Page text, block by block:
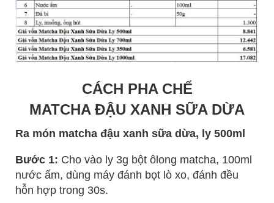
CÁCH PHA CHẾ
MATCHA ĐẬU XANH SỮA DỪA
Ra món matcha đậu xanh sữa dừa, ly 500ml
Bước 1: Cho vào ly 3g bột ôlong matcha, 100ml
nước ấm, dùng máy đánh bọt lò xo, đánh đều
hỗn hợp trong 30s.